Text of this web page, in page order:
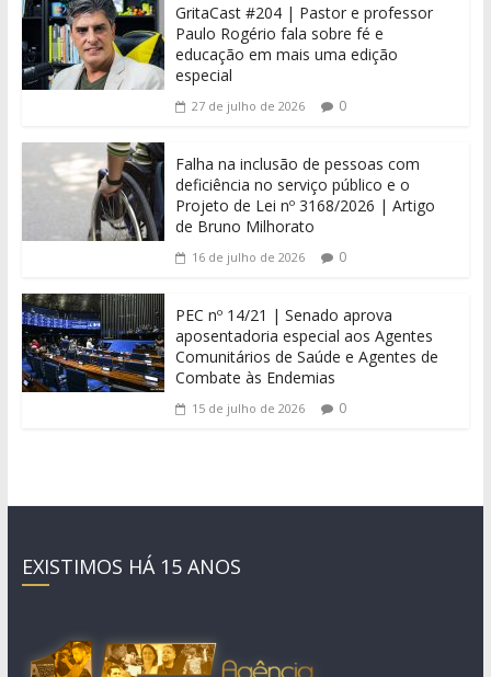
GritaCast #204 | Pastor e professor
Paulo Rogério fala sobre fé e
educação em mais uma edição
especial
27 de julho de 2026 0
Falha na inclusão de pessoas com
deficiência no serviço público e o
Projeto de Lei nº 3168/2026 | Artigo
de Bruno Milhorato
16 de julho de 2026 0
PEC nº 14/21 | Senado aprova
aposentadoria especial aos Agentes
Comunitários de Saúde e Agentes de
Combate às Endemias
15 de julho de 2026 0
EXISTIMOS HÁ 15 ANOS